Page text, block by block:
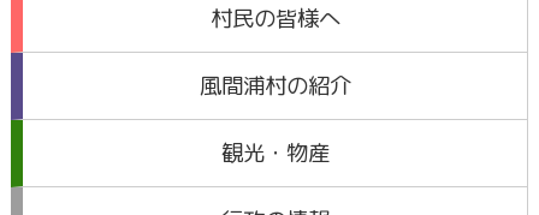
村民の皆様へ
風間浦村の紹介
観光・物産